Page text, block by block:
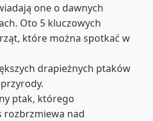
one o dawnych
Oto 5 kluczowych
które można spotkać w
drapieżnych ptaków
ptak, którego
rozbrzmiewa nad